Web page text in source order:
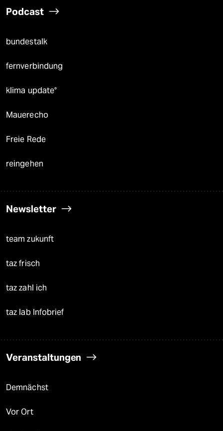
Podcast
bundestalk
fernverbindung
klima update°
Mauerecho
Freie Rede
reingehen
Newsletter
team zukunft
taz frisch
taz zahl ich
taz lab Infobrief
Veranstaltungen
Demnächst
Vor Ort